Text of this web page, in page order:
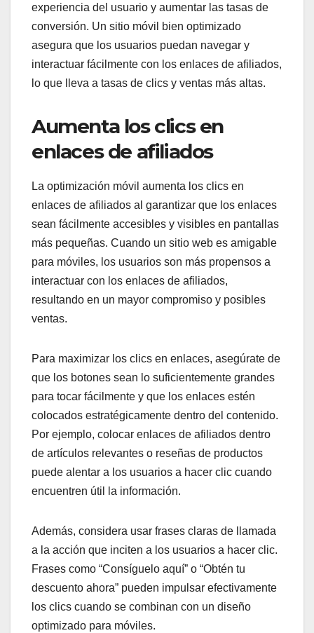
experiencia del usuario y aumentar las tasas de
conversión. Un sitio móvil bien optimizado
asegura que los usuarios puedan navegar y
interactuar fácilmente con los enlaces de afiliados,
lo que lleva a tasas de clics y ventas más altas.
Aumenta los clics en
enlaces de afiliados
La optimización móvil aumenta los clics en
enlaces de afiliados al garantizar que los enlaces
sean fácilmente accesibles y visibles en pantallas
más pequeñas. Cuando un sitio web es amigable
para móviles, los usuarios son más propensos a
interactuar con los enlaces de afiliados,
resultando en un mayor compromiso y posibles
ventas.
Para maximizar los clics en enlaces, asegúrate de
que los botones sean lo suficientemente grandes
para tocar fácilmente y que los enlaces estén
colocados estratégicamente dentro del contenido.
Por ejemplo, colocar enlaces de afiliados dentro
de artículos relevantes o reseñas de productos
puede alentar a los usuarios a hacer clic cuando
encuentren útil la información.
Además, considera usar frases claras de llamada
a la acción que inciten a los usuarios a hacer clic.
Frases como “Consíguelo aquí” o “Obtén tu
descuento ahora” pueden impulsar efectivamente
los clics cuando se combinan con un diseño
optimizado para móviles.